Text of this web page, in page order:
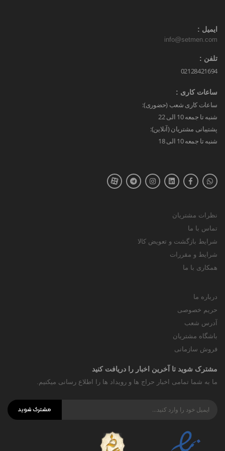
ایمیل :
info@setmen.com
تلفن :
02128421694
ساعات کاری :
ساعات کاری شعب (حضوری):
شنبه تا جمعه 10 الی 22
پشتیبانی مشتریان (آنلاین):
شنبه تا جمعه 10 الی 18
نظرات مشتریان
تماس با ما
شرایط بازگشت و تعویض کالا
شرایط و مقررات
همکاری با ما
درباره ما
حریم خصوصی
آدرس شعب
باشگاه مشتریان
فروش سازمانی
مشترک شوید تا آخرین اخبار را دریافت کنید
ما به شما تمامی اخبار حراج ها و رویداد ها را اطلاع رسانی میکنیم.
مشترک شوید